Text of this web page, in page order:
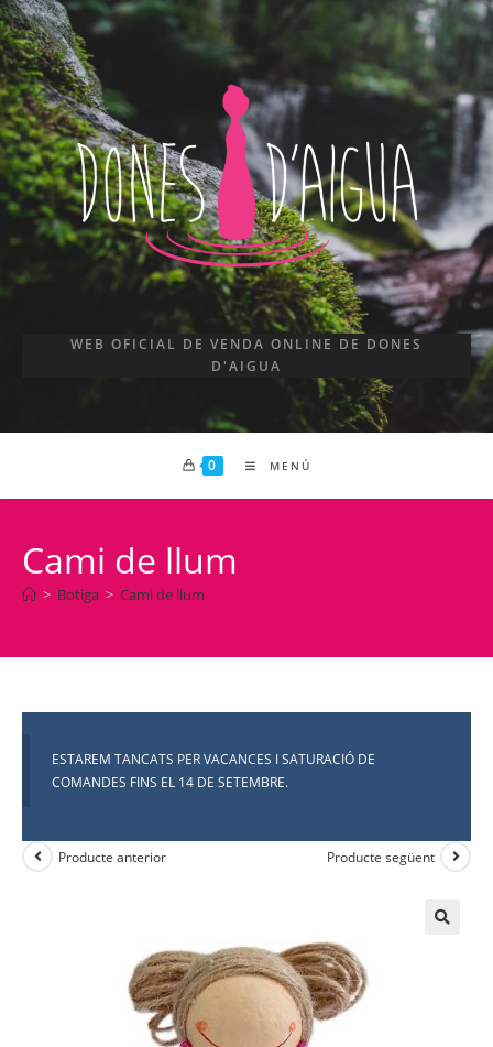
WEB OFICIAL DE VENDA ONLINE DE DONES
D'AIGUA
0 MENÚ
Cami de llum
> Botiga > Cami de llum
ESTAREM TANCATS PER VACANCES I SATURACIÓ DE
COMANDES FINS EL 14 DE SETEMBRE.
Producte anterior Producte següent